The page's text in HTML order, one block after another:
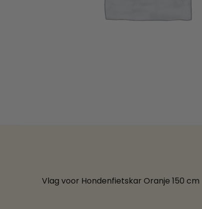
Vlag voor Hondenfietskar Oranje 150 cm